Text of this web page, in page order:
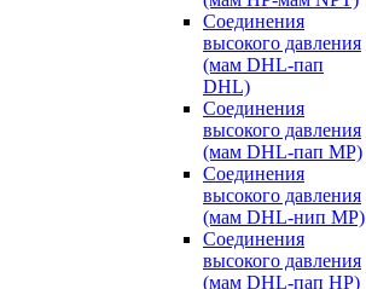
Соединения
высокого давления
(мам DHL-пап
DHL)
Соединения
высокого давления
(мам DHL-пап MP)
Соединения
высокого давления
(мам DHL-нип MP)
Соединения
высокого давления
(мам DHL-пап HP)